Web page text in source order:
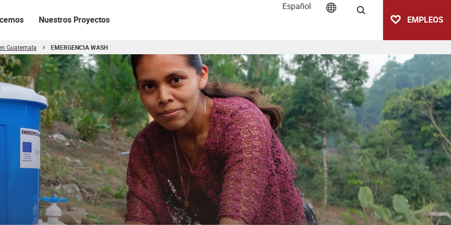
Nuestros Proyectos
Español
Buscar
EMPLEOS
Guatemala EMERGENCIA WASH